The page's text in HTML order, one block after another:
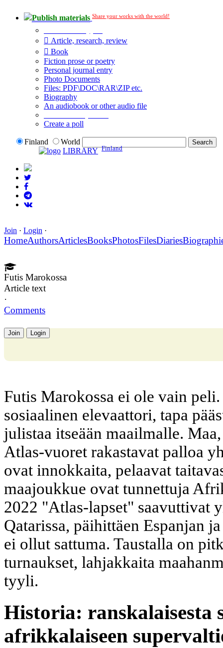
Publish materials Share your works with the world!
Article, research, review
Book
Fiction prose or poetry
Personal journal entry
Photo Documents
Files: PDF\DOC\RAR\ZIP etc.
Biography
An audiobook or other audio file
Create a poll
Finland
World
LIBRARY Finland
Join · Login ·
HomeAuthorsArticlesBooksPhotosFilesDiaries
Futis Marokossa
Article text
·
Comments
Join Login
Futis Marokossa ei ole vain
sosiaalinen elevaattori, tapa
julistaa itseään maailmalle.
Atlas-vuoret rakastavat palloa
ovat innokkaita, pelaavat
maajoukkue ovat tunnettuja
2022 "Atlas-lapset" saavuttivat
Qatarissa, päihittäen Espanjan
ei ollut sattuma. Taustalla on
turnaukset, lahjakkaita
tyyli.
Historia: ranskalaisesta
afrikkalaiseen